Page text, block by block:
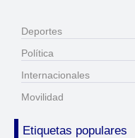
Deportes
Política
Internacionales
Movilidad
Etiquetas populares